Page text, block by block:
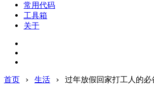
常用代码
工具箱
关于
首页 › 生活 › 过年放假回家打工人的必